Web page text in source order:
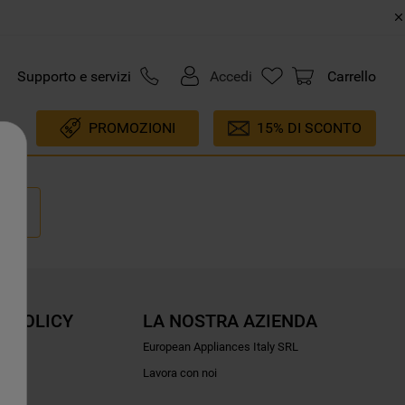
Supporto e servizi Accedi Carrello
PROMOZIONI 15% DI SCONTO
POLICY LA NOSTRA AZIENDA
European Appliances Italy SRL
Lavora con noi